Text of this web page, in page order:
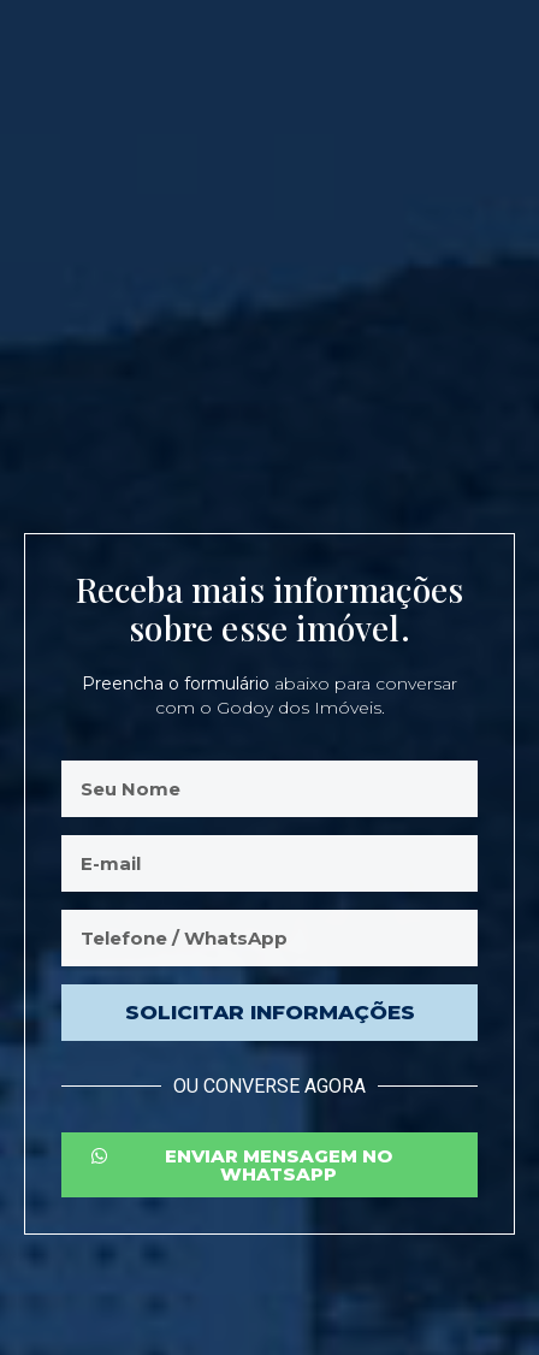
Receba mais informações
sobre esse imóvel.
Preencha o formulário abaixo para conversar
com o Godoy dos Imóveis.
SOLICITAR INFORMAÇÕES
OU CONVERSE AGORA
ENVIAR MENSAGEM NO
WHATSAPP